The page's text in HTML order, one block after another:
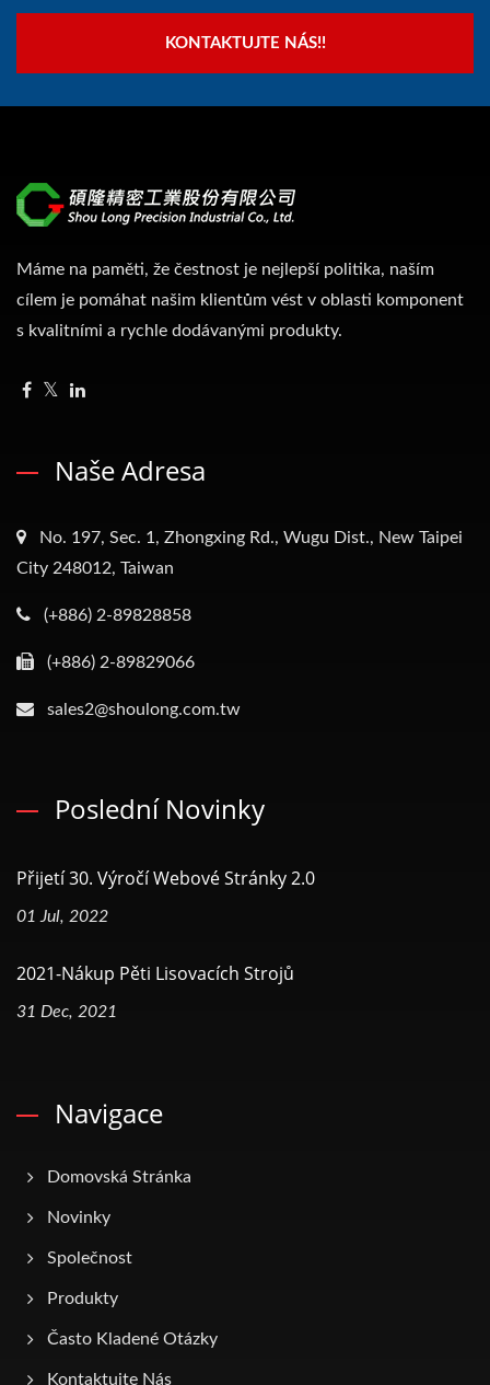
KONTAKTUJTE NÁS!!
Máme na paměti, že čestnost je nejlepší politika, naším
cílem je pomáhat našim klientům vést v oblasti komponent
s kvalitními a rychle dodávanými produkty.
Naše Adresa
No. 197, Sec. 1, Zhongxing Rd., Wugu Dist., New Taipei
City 248012, Taiwan
(+886) 2-89828858
(+886) 2-89829066
sales2@shoulong.com.tw
Poslední Novinky
Přijetí 30. Výročí Webové Stránky 2.0
01 Jul, 2022
2021-Nákup Pěti Lisovacích Strojů
31 Dec, 2021
Navigace
Domovská Stránka
Novinky
Společnost
Produkty
Často Kladené Otázky
Kontaktujte Nás